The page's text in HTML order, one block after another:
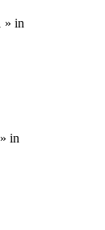
» in
» in